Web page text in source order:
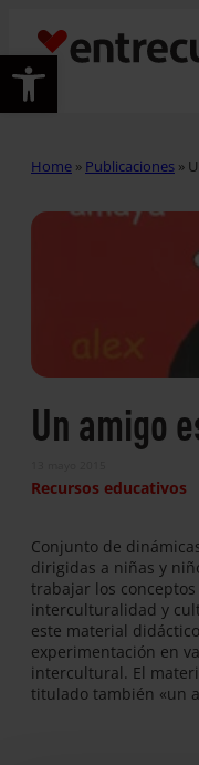
Abrir barra de
Home » Publicaciones »
Un amigo
Recursos educativos
Conjunto de
dirigidas a niñas y
trabajar los
interculturalidad y
este material
experimentación en
intercultural. El
titulado también «un